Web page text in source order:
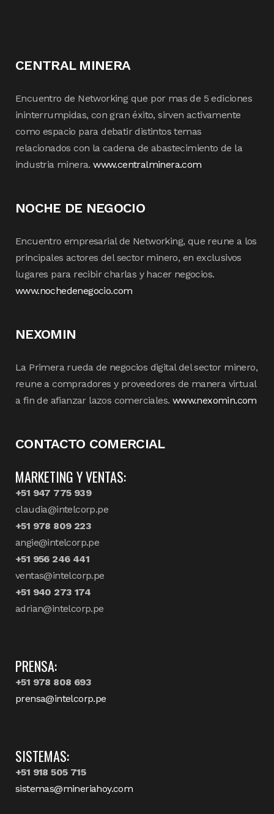
CENTRAL MINERA
Encuentro de Networking que por mas de 5 ediciones
ininterrumpidas, con gran éxito, sirven activamente
como espacio para debatir distintos temas
relacionados con la cadena de abastecimiento de la
industria minera.www.centralminera.com
NOCHE DE NEGOCIO
Encuentro empresarial de Networking, que reune a los
principales actores del sector minero, en exclusivos
lugares para recibir charlas y hacer negocios.
www.nochedenegocio.com
NEXOMIN
La Primera rueda de negocios digital del sector minero,
reune a compradores y proveedores de manera virtual
a fin de afianzar lazos comerciales. www.nexomin.com
CONTACTO COMERCIAL
MARKETING Y VENTAS:
+51 947 775 939
claudia@intelcorp.pe
+51 978 809 223
angie@intelcorp.pe
+51 956 246 441
ventas@intelcorp.pe
+51 940 273 174
adrian@intelcorp.pe
PRENSA:
+51 978 808 693
prensa@intelcorp.pe
SISTEMAS:
+51 918 505 715
sistemas@mineriahoy.com